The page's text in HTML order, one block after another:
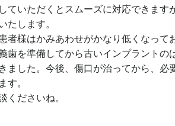
ていただくとスムーズに対応できま
たします。
者様はかみあわせがかなり低くなっ
歯を準備してから古いインプラントの
ました。今後、傷口が治ってから、
す。
くださいね。